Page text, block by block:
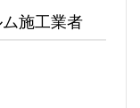
施工業者